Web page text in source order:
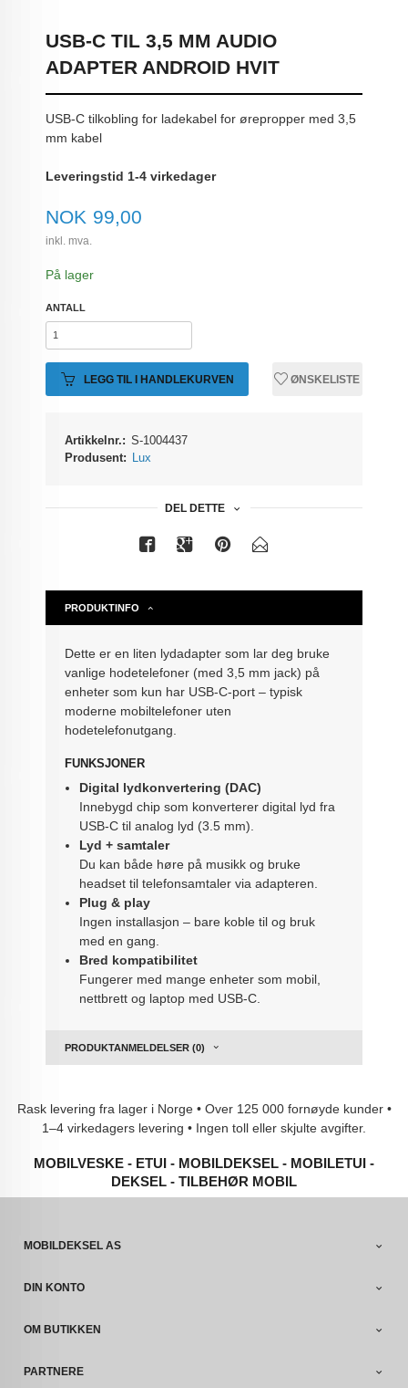
USB-C TIL 3,5 MM AUDIO
ADAPTER ANDROID HVIT
USB-C tilkobling for ladekabel for ørepropper med 3,5
mm kabel
Leveringstid 1-4 virkedager
Pris
NOK 99,00
inkl. mva.
På lager
ANTALL
LEGG TIL I HANDLEKURVEN ØNSKELISTE
Artikkelnr.: S-1004437
Produsent: Lux
DEL DETTE
PRODUKTINFO
Dette er en liten lydadapter som lar deg bruke
vanlige hodetelefoner (med 3,5 mm jack) på
enheter som kun har USB-C-port – typisk
moderne mobiltelefoner uten
hodetelefonutgang.
FUNKSJONER
Digital lydkonvertering (DAC)
Innebygd chip som konverterer digital lyd fra
USB-C til analog lyd (3.5 mm).
Lyd + samtaler
Du kan både høre på musikk og bruke
headset til telefonsamtaler via adapteren.
Plug & play
Ingen installasjon – bare koble til og bruk
med en gang.
Bred kompatibilitet
Fungerer med mange enheter som mobil,
nettbrett og laptop med USB-C.
PRODUKTANMELDELSER (0)
Rask levering fra lager i Norge • Over 125 000 fornøyde kunder •
1–4 virkedagers levering • Ingen toll eller skjulte avgifter.
MOBILVESKE - ETUI - MOBILDEKSEL - MOBILETUI -
DEKSEL - TILBEHØR MOBIL
MOBILDEKSEL AS
DIN KONTO
OM BUTIKKEN
PARTNERE